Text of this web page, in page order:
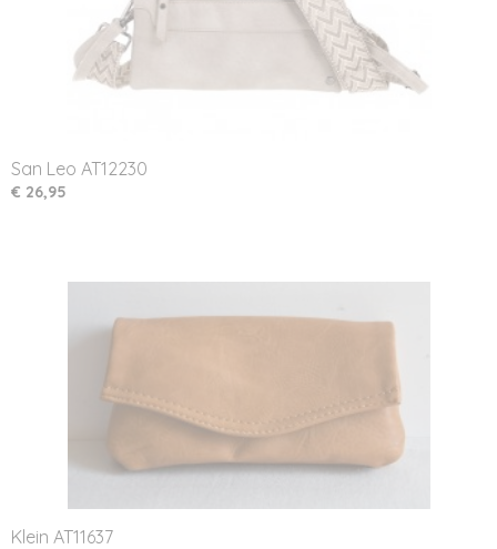
San Leo AT12230
€ 26,95
Klein AT11637